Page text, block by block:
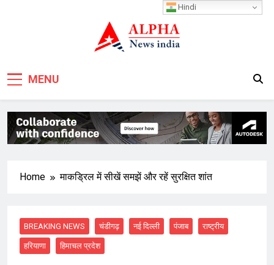
MENU
Home माकड्रिल में सीखें समझें और रहें सुरक्षित शांत
BREAKING NEWS चंडीगढ़ नई दिल्ली पंजाब राष्ट्रीय
हरियाणा हिमाचल प्रदेश
Hindi